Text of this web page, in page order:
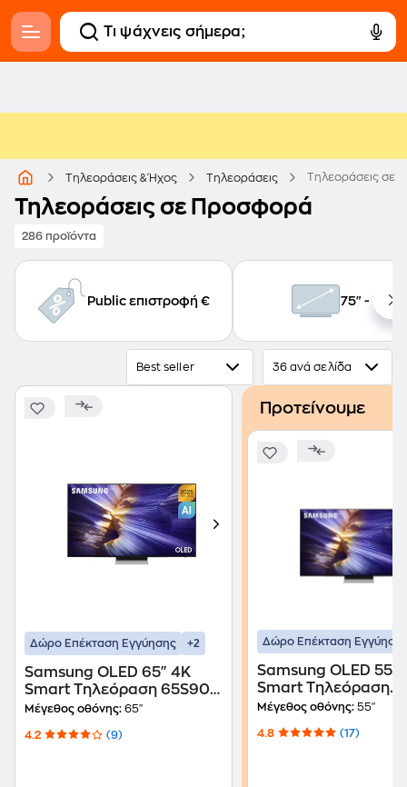
Τηλεοράσεις & Ήχος Τηλεοράσεις Τηλεοράσεις σε
Τηλεοράσεις σε Προσφορά
286 προϊόντα
Public επιστροφή € 75" - 77"
Best seller 36 ανά σελίδα
Δώρο Επέκταση Εγγύησης +2
Samsung OLED 65" 4K
Smart Τηλεόραση 65S90F
AI TV
Μέγεθος οθόνης: 65"
4.2 (9)
Προτείνουμε
Δώρο Επέκταση
Samsung OLED 55"
Smart Τηλεόραση
55S90F AI TV
Μέγεθος οθόνης: 55"
4.8 (17)